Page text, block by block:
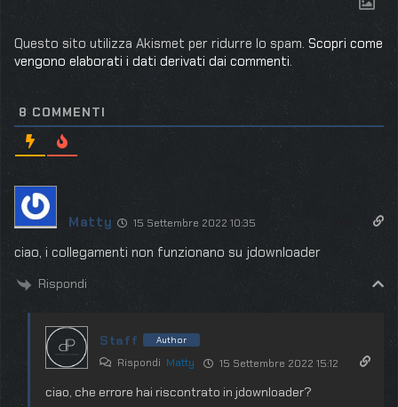
Questo sito utilizza Akismet per ridurre lo spam. Scopri come
vengono elaborati i dati derivati dai commenti.
8 COMMENTI
Matty 15 Settembre 2022 10:35
ciao, i collegamenti non funzionano su jdownloader
Rispondi
Staff Author
Rispondi Matty 15 Settembre 2022 15:12
ciao, che errore hai riscontrato in jdownloader?